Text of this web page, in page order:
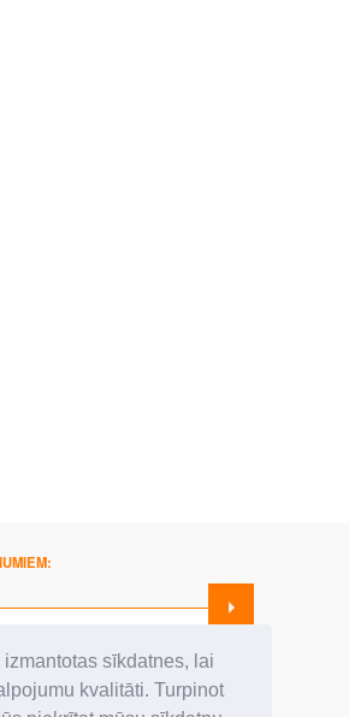
sīkdatnes, lai
kvalitāti. Turpinot